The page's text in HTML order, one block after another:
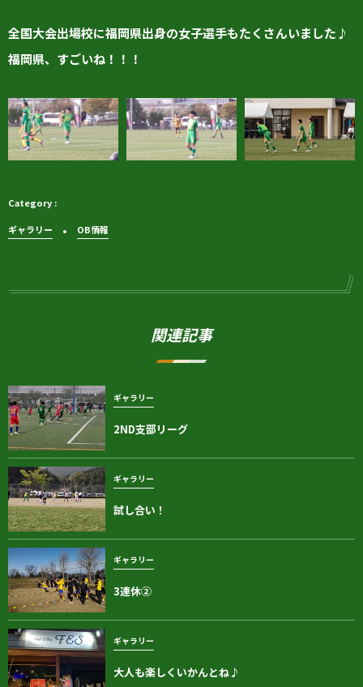
全国大会出場校に福岡県出身の女子選手もたくさんいました♪
福岡県、すごいね！！！
ギャラリー OB情報
関連記事
ギャラリー
2ND支部リーグ
ギャラリー
試し合い！
ギャラリー
3連休②
ギャラリー
大人も楽しくいかんとね♪